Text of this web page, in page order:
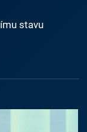
stavu